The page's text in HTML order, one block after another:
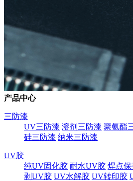
产品中心
三防漆
UV三防漆 溶剂三防漆 聚氨酯
硅三防漆 纳米三防漆
UV胶
纯UV固化胶 耐水UV胶 焊点
剥UV胶 UV水解胶 UV转印胶